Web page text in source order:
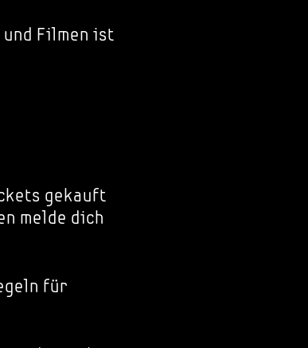
Filmen ist
gekauft
melde dich
für